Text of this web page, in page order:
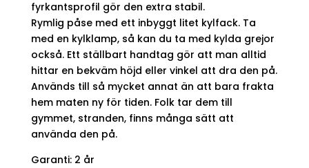
fyrkantsprofil gör den extra stabil.
Rymlig påse med ett inbyggt litet kylfack. Ta
med en kylklamp, så kan du ta med kylda grejor
också. Ett ställbart handtag gör att man alltid
hittar en bekväm höjd eller vinkel att dra den på.
Används till så mycket annat än att bara frakta
hem maten ny för tiden. Folk tar dem till
gymmet, stranden, finns många sätt att
använda den på.
Garanti: 2 år